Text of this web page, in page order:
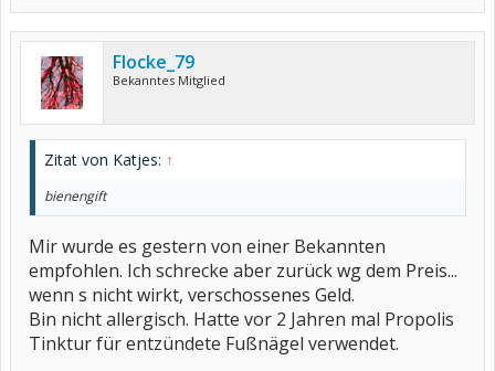
Flocke_79
Bekanntes Mitglied
Zitat von Katjes: ↑
bienengift
Mir wurde es gestern von einer Bekannten
empfohlen. Ich schrecke aber zurück wg dem Preis...
wenn s nicht wirkt, verschossenes Geld.
Bin nicht allergisch. Hatte vor 2 Jahren mal Propolis
Tinktur für entzündete Fußnägel verwendet.